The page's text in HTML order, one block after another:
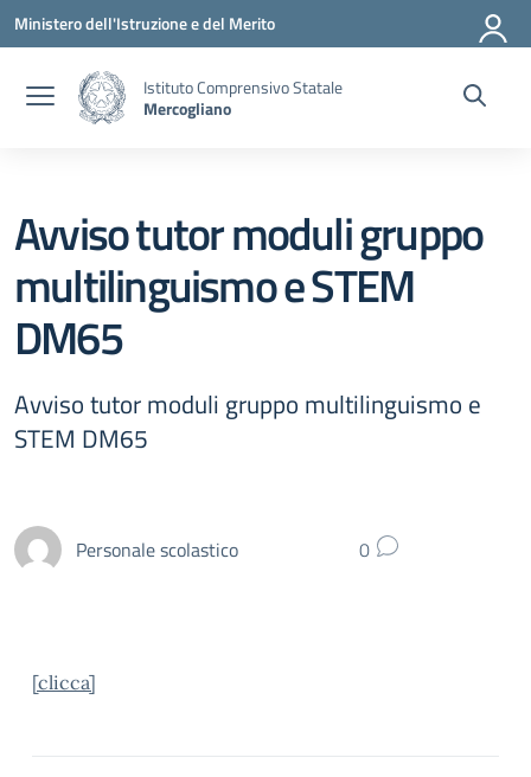
Vai ai contenuti
Vai al menu di navigazione
Vai al footer
Ministero dell'Istruzione e del Merito
Istituto Comprensivo Statale
Mercogliano
Avviso tutor moduli gruppo
multilinguismo e STEM
DM65
Avviso tutor moduli gruppo multilinguismo e
STEM DM65
Personale scolastico 0
[clicca]